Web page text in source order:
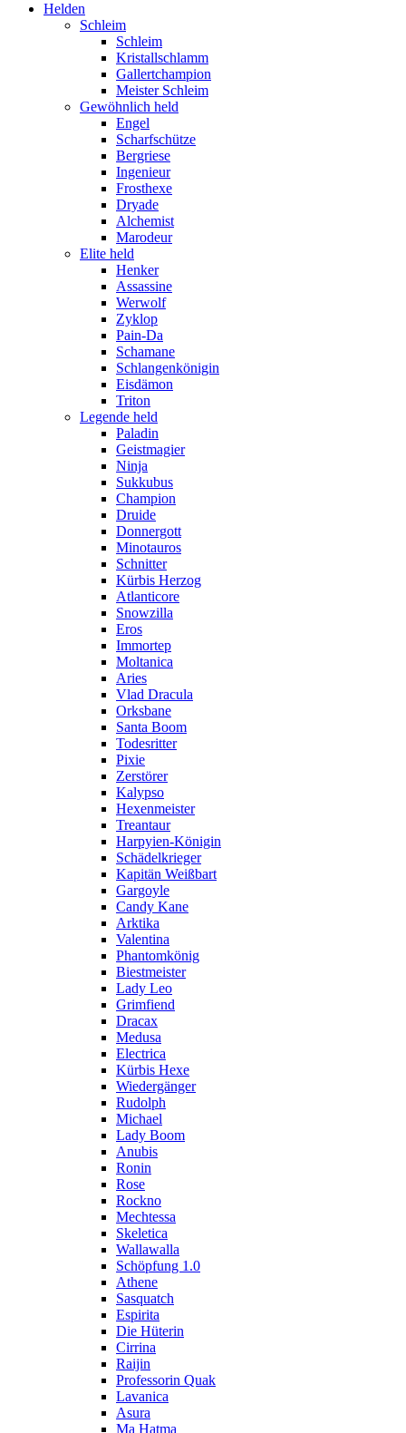
Helden
Schleim
Schleim
Kristallschlamm
Gallertchampion
Meister Schleim
Gewöhnlich held
Engel
Scharfschütze
Bergriese
Ingenieur
Frosthexe
Dryade
Alchemist
Marodeur
Elite held
Henker
Assassine
Werwolf
Zyklop
Pain-Da
Schamane
Schlangenkönigin
Eisdämon
Triton
Legende held
Paladin
Geistmagier
Ninja
Sukkubus
Champion
Druide
Donnergott
Minotauros
Schnitter
Kürbis Herzog
Atlanticore
Snowzilla
Eros
Immortep
Moltanica
Aries
Vlad Dracula
Orksbane
Santa Boom
Todesritter
Pixie
Zerstörer
Kalypso
Hexenmeister
Treantaur
Harpyien-Königin
Schädelkrieger
Kapitän Weißbart
Gargoyle
Candy Kane
Arktika
Valentina
Phantomkönig
Biestmeister
Lady Leo
Grimfiend
Dracax
Medusa
Electrica
Kürbis Hexe
Wiedergänger
Rudolph
Michael
Lady Boom
Anubis
Ronin
Rose
Rockno
Mechtessa
Skeletica
Wallawalla
Schöpfung 1.0
Athene
Sasquatch
Espirita
Die Hüterin
Cirrina
Raijin
Professorin Quak
Lavanica
Asura
Ma Hatma